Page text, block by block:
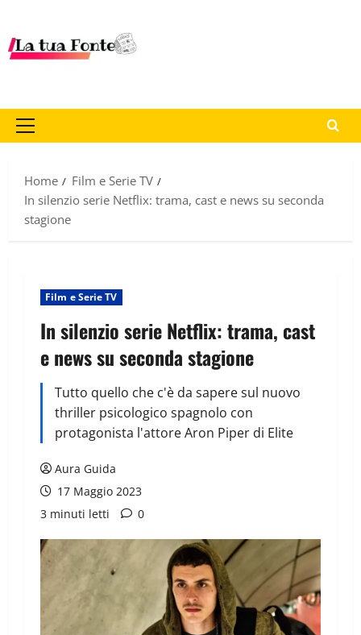
Home
Film e Serie TV
In silenzio serie Netflix: trama, cast e news su seconda
stagione
Film e Serie TV
In silenzio serie Netflix: trama, cast
e news su seconda stagione
Tutto quello che c'è da sapere sul nuovo
thriller psicologico spagnolo con
protagonista l'attore Aron Piper di Elite
Aura Guida
17 Maggio 2023
3 minuti letti
0